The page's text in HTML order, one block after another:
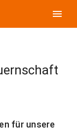
menu
für unsere